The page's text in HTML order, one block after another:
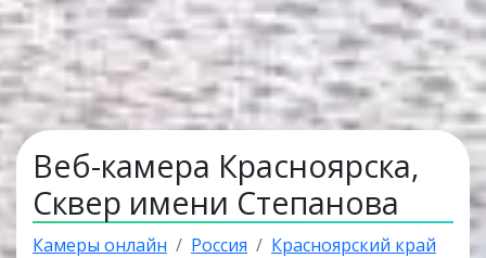
Веб-камера Красноярска,
Сквер имени Степанова
Камеры онлайн Россия
Красноярский край